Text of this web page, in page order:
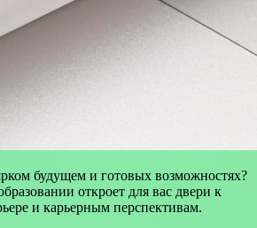
будущем и готовых возможностях?
откроет для вас двери к
и карьерным перспективам.